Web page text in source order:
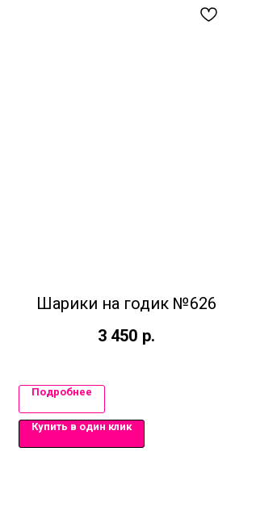
Шарики на годик №626
3 450 р.
Подробнее
Купить в один клик